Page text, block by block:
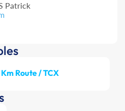
Patrick
Route / TCX